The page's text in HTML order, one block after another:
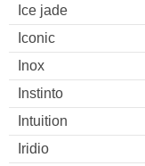
Ice jade
Iconic
Inox
Instinto
Intuition
Iridio